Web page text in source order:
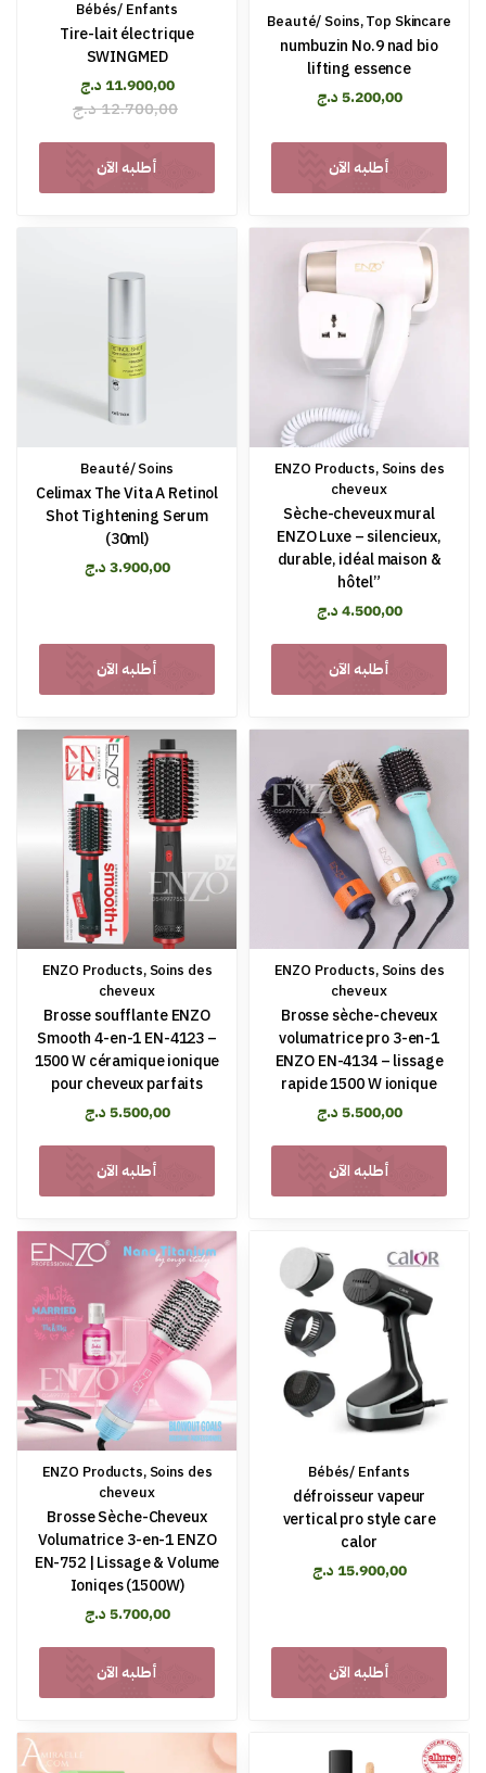
Bébés/ Enfants
Tire-lait électrique
SWINGMED
11.900,00د.ج
12.700,00د.ج
أطلبه الآن
Beauté/ Soins,Top Skincare
numbuzin No.9 nad bio
lifting essence
5.200,00د.ج
أطلبه الآن
Beauté/ Soins
Celimax The Vita A Retinol
Shot Tightening Serum
(30ml)
3.900,00د.ج
أطلبه الآن
ENZO Products, Soins des
cheveux
Sèche-cheveux mural
ENZO Luxe – silencieux,
durable, idéal maison &
hôtel”
4.500,00د.ج
أطلبه الآن
ENZO Products, Soins des
cheveux
Brosse soufflante ENZO
Smooth 4-en-1 EN-4123 –
1500 W céramique ionique
pour cheveux parfaits
5.500,00د.ج
أطلبه الآن
ENZO Products, Soins des
cheveux
Brosse sèche-cheveux
volumatrice pro 3-en-1
ENZO EN-4134 – lissage
rapide 1500 W ionique
5.500,00د.ج
أطلبه الآن
ENZO Products, Soins des
cheveux
Brosse Sèche-Cheveux
Volumatrice 3-en-1 ENZO
EN-752 | Lissage & Volume
Ioniqes (1500W)
5.700,00د.ج
أطلبه الآن
Bébés/ Enfants
défroisseur vapeur
vertical pro style care
calor
15.900,00د.ج
أطلبه الآن